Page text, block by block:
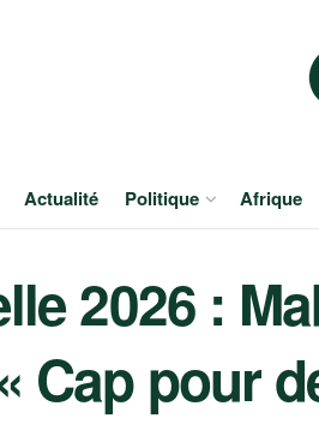
Actualité Politique Afrique
2026 :
Cap pour